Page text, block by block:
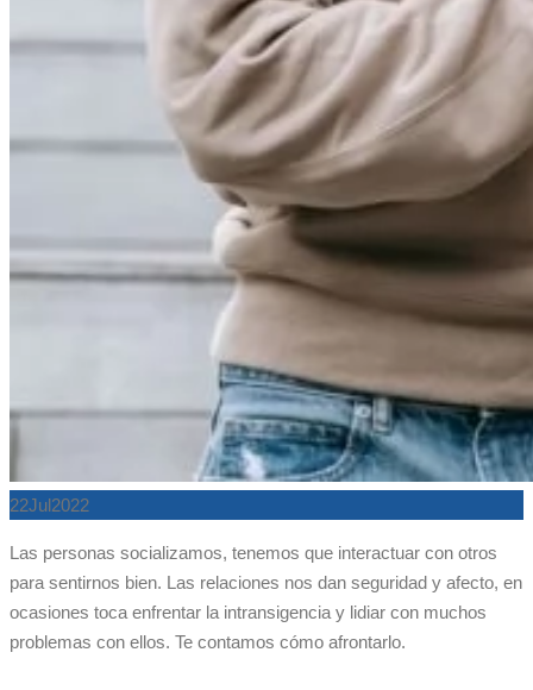
22Jul 2022
Las personas socializamos, tenemos que interactuar con otros
para sentirnos bien. Las relaciones nos dan seguridad y afecto, en
ocasiones toca enfrentar la intransigencia y lidiar con muchos
problemas con ellos. Te contamos cómo afrontarlo.